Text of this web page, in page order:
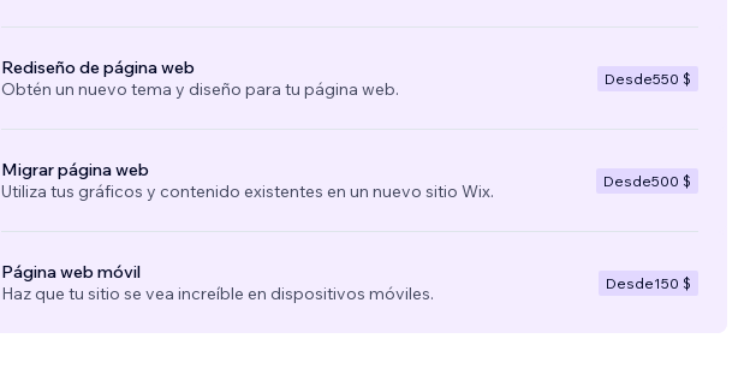
Rediseño de página web
Obtén un nuevo tema y diseño para tu página web.
Desde550 $
Migrar página web
Utiliza tus gráficos y contenido existentes en un nuevo sitio Wix.
Desde500 $
Página web móvil
Haz que tu sitio se vea increíble en dispositivos móviles.
Desde150 $